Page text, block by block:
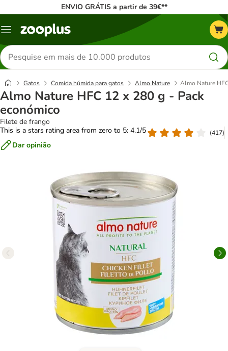
ENVIO GRÁTIS a partir de 39€**
Menu
Pesquisar
produtos
Gatos Comida húmida para gatos Almo Nature Almo Nature
Almo Nature HFC 12 x 280 g - Pack
económico
Filete de frango
This is a stars rating area from zero to 5: 4.1/5
(417)
Dar opinião